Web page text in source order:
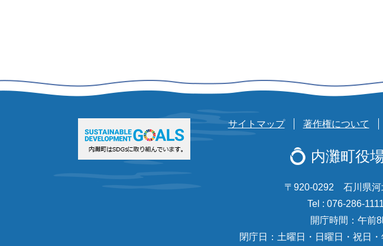
サイトマップ 著作権について
内灘町役
〒920-0292 石川県河
Tel : 076-286-1111
開庁時間：午前
閉庁日：土曜日・日曜日・祝日